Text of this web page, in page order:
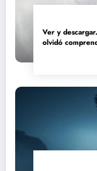
Ver y
olvidó